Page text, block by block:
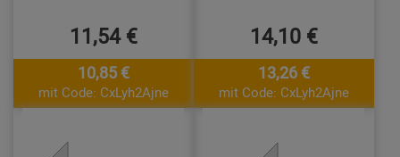
11,54 €
10,85 €
mit Code: CxLyh2Ajne
14,10 €
13,26 €
mit Code: CxLyh2Ajne